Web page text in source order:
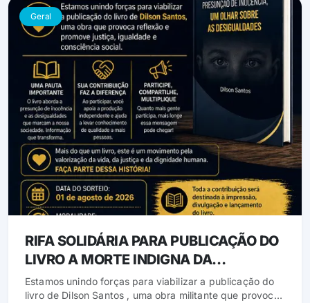
Geral
RIFA SOLIDÁRIA PARA PUBLICAÇÃO DO
LIVRO A MORTE INDIGNA DA
PRESUNÇÃO DE INOCENCIA
Estamos unindo forças para viabilizar a publicação do
livro de Dilson Santos , uma obra militante que provoca